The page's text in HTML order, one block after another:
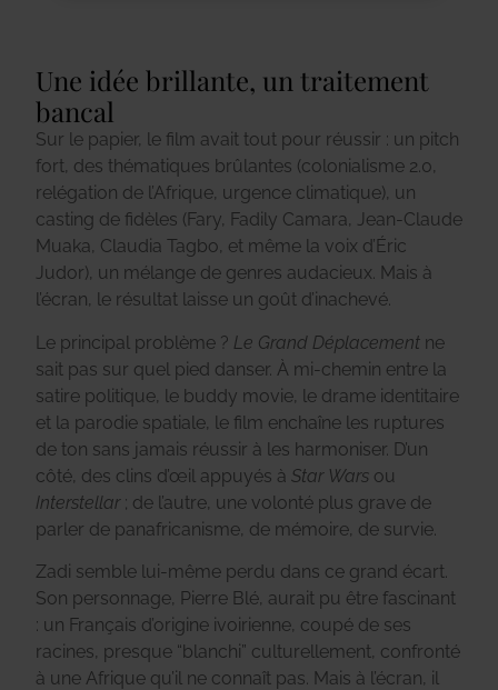
Une idée brillante, un traitement
bancal
Sur le papier, le film avait tout pour réussir : un pitch
fort, des thématiques brûlantes (colonialisme 2.0,
relégation de l’Afrique, urgence climatique), un
casting de fidèles (Fary, Fadily Camara, Jean-Claude
Muaka, Claudia Tagbo, et même la voix d’Éric
Judor), un mélange de genres audacieux. Mais à
l’écran, le résultat laisse un goût d’inachevé.
Le principal problème ? Le Grand Déplacement ne
sait pas sur quel pied danser. À mi-chemin entre la
satire politique, le buddy movie, le drame identitaire
et la parodie spatiale, le film enchaîne les ruptures
de ton sans jamais réussir à les harmoniser. D’un
côté, des clins d’œil appuyés à Star Wars ou
Interstellar; de l’autre, une volonté plus grave de
parler de panafricanisme, de mémoire, de survie.
Zadi semble lui-même perdu dans ce grand écart.
Son personnage, Pierre Blé, aurait pu être fascinant
: un Français d’origine ivoirienne, coupé de ses
racines, presque “blanchi” culturellement, confronté
à une Afrique qu’il ne connaît pas. Mais à l’écran, il